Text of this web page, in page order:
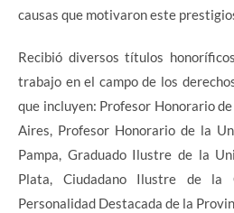
causas que motivaron este
Recibió diversos títulos
trabajo en el campo de los
que incluyen: Profesor Honorario
Aires, Profesor Honorario de la
Pampa, Graduado Ilustre de la
Plata, Ciudadano Ilustre de
Personalidad Destacada de la